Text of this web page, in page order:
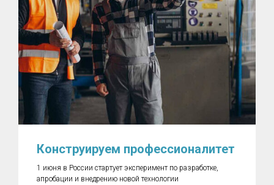
Конструируем профессионалитет
1 июня в России стартует эксперимент по разработке,
апробации и внедрению новой технологии